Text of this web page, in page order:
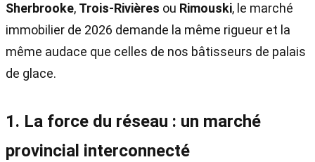
Sherbrooke, Trois-Rivières ou Rimouski, le marché
immobilier de 2026 demande la même rigueur et la
même audace que celles de nos bâtisseurs de palais
de glace.
1. La force du réseau : un marché
provincial interconnecté